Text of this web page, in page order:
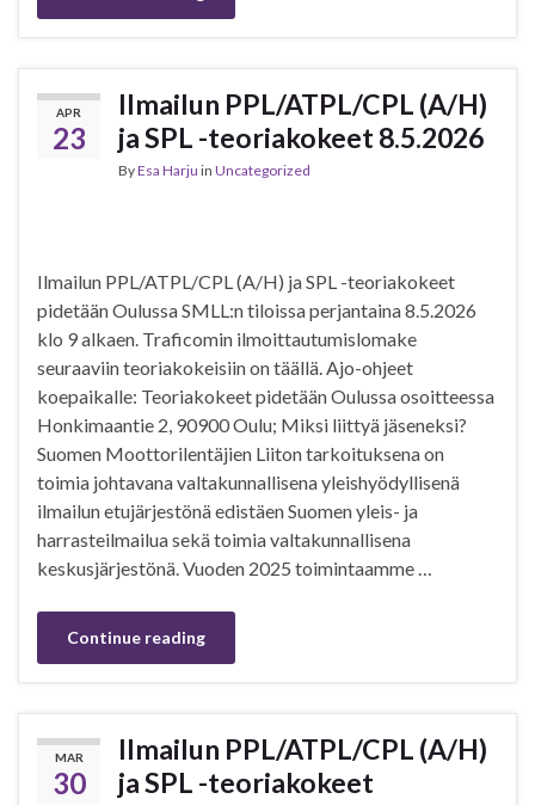
APR
23
Ilmailun PPL/ATPL/CPL (A/H)
ja SPL -teoriakokeet 8.5.2026
ByEsa Harju in Uncategorized
Ilmailun PPL/ATPL/CPL (A/H) ja SPL -teoriakokeet
pidetään Oulussa SMLL:n tiloissa perjantaina 8.5.2026
klo 9 alkaen. Traficomin ilmoittautumislomake
seuraaviin teoriakokeisiin on täällä. Ajo-ohjeet
koepaikalle: Teoriakokeet pidetään Oulussa osoitteessa
Honkimaantie 2, 90900 Oulu; Miksi liittyä jäseneksi?
Suomen Moottorilentäjien Liiton tarkoituksena on
toimia johtavana valtakunnallisena yleishyödyllisenä
ilmailun etujärjestönä edistäen Suomen yleis- ja
harrasteilmailua sekä toimia valtakunnallisena
keskusjärjestönä. Vuoden 2025 toimintaamme …
Continue reading
MAR
30
Ilmailun PPL/ATPL/CPL (A/H)
ja SPL -teoriakokeet